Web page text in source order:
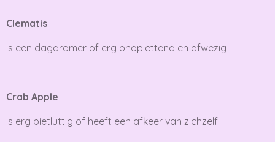
Clematis
Is een dagdromer of erg onoplettend en afwezig
Crab Apple
Is erg pietluttig of heeft een afkeer van zichzelf